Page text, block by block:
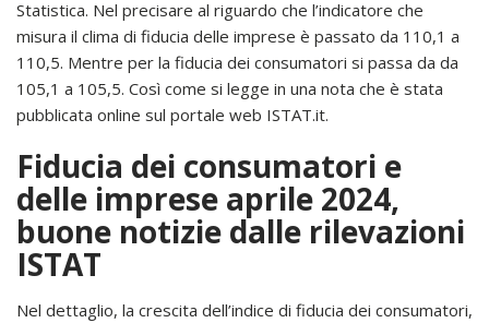
Statistica. Nel precisare al riguardo che l’indicatore che
misura il clima di fiducia delle imprese è passato da 110,1 a
110,5. Mentre per la fiducia dei consumatori si passa da da
105,1 a 105,5. Così come si legge in una nota che è stata
pubblicata online sul portale web ISTAT.it.
Fiducia dei consumatori e
delle imprese aprile 2024,
buone notizie dalle rilevazioni
ISTAT
Nel dettaglio, la crescita dell’indice di fiducia dei consumatori,